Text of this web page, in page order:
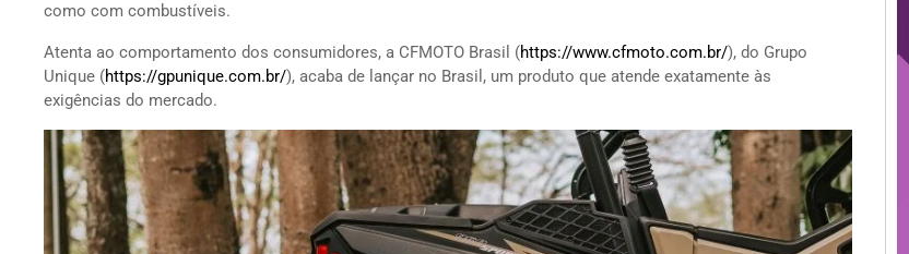
como com combustíveis.
Atenta ao comportamento dos consumidores, a CFMOTO Brasil (https://www.cfmoto.com.br/), do Grupo
Unique (https://gpunique.com.br/), acaba de lançar no Brasil, um produto que atende exatamente às
exigências do mercado.